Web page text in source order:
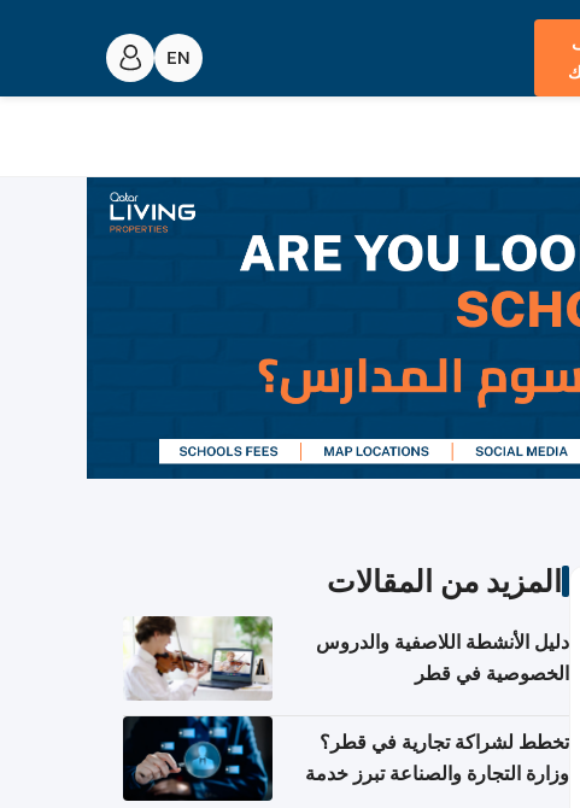
المزيد من المقالات
دليل الأنشطة اللاصفية والدروس
الخصوصية في قطر
تخطط لشراكة تجارية في قطر؟
وزارة التجارة والصناعة تبرز خدمة